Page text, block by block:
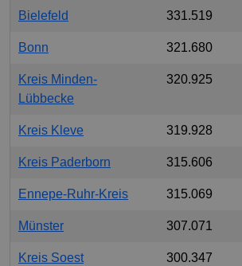
Bielefeld 331.519
Bonn 321.680
Kreis Minden-
Lübbecke
320.925
Kreis Kleve 319.928
Kreis Paderborn 315.606
Ennepe-Ruhr-Kreis 315.069
Münster 307.071
Kreis Soest 300.347